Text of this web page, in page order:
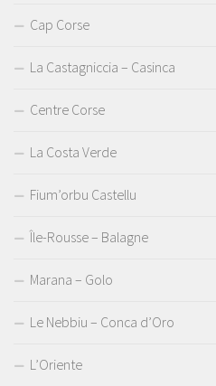
Cap Corse
La Castagniccia – Casinca
Centre Corse
La Costa Verde
Fium’orbu Castellu
Île-Rousse – Balagne
Marana – Golo
Le Nebbiu – Conca d’Oro
L’Oriente